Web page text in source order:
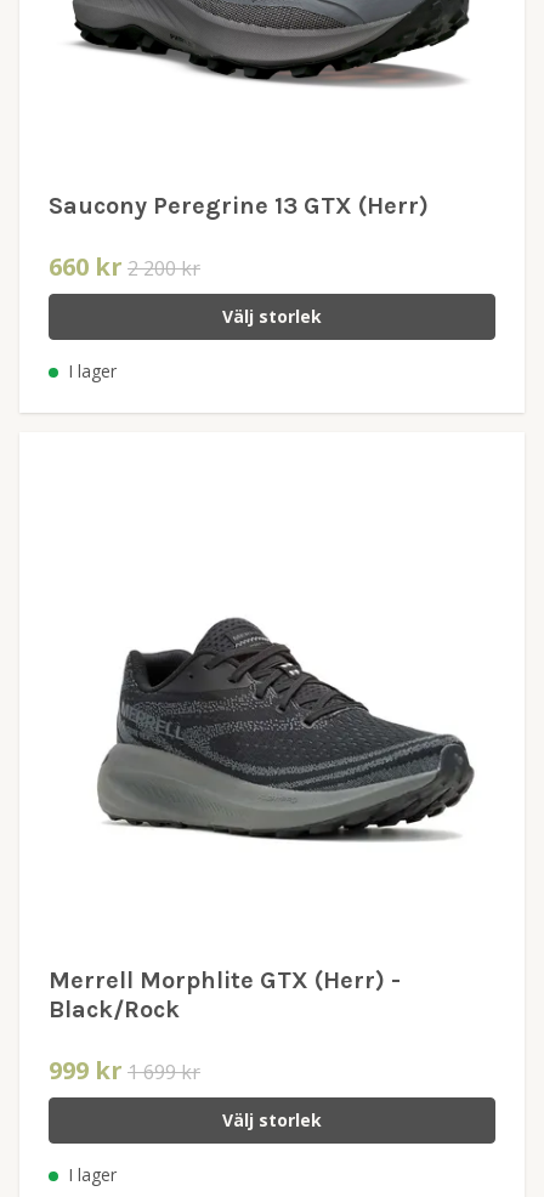
Saucony Peregrine 13 GTX (Herr)
660 kr 2 200 kr
Välj storlek
I lager
Merrell Morphlite GTX (Herr) -
Black/Rock
999 kr 1 699 kr
Välj storlek
I lager